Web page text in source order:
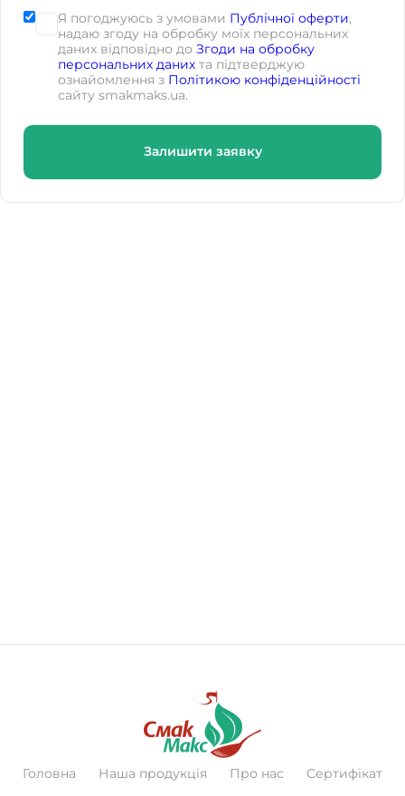
Я погоджуюсь з умовами Публічної оферти,
надаю згоду на обробку моїх персональних
даних відповідно до Згоди на обробку
персональних даних та підтверджую
ознайомлення з Політикою конфіденційності
сайту smakmaks.ua.
Залишити заявку
Головна Наша продукція Про нас
Сертифікат